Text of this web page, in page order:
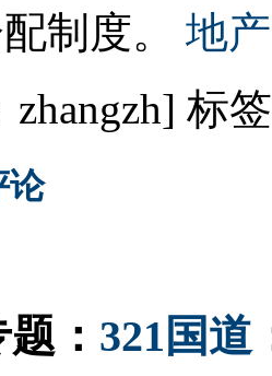
制度。
标
论
： 321国道